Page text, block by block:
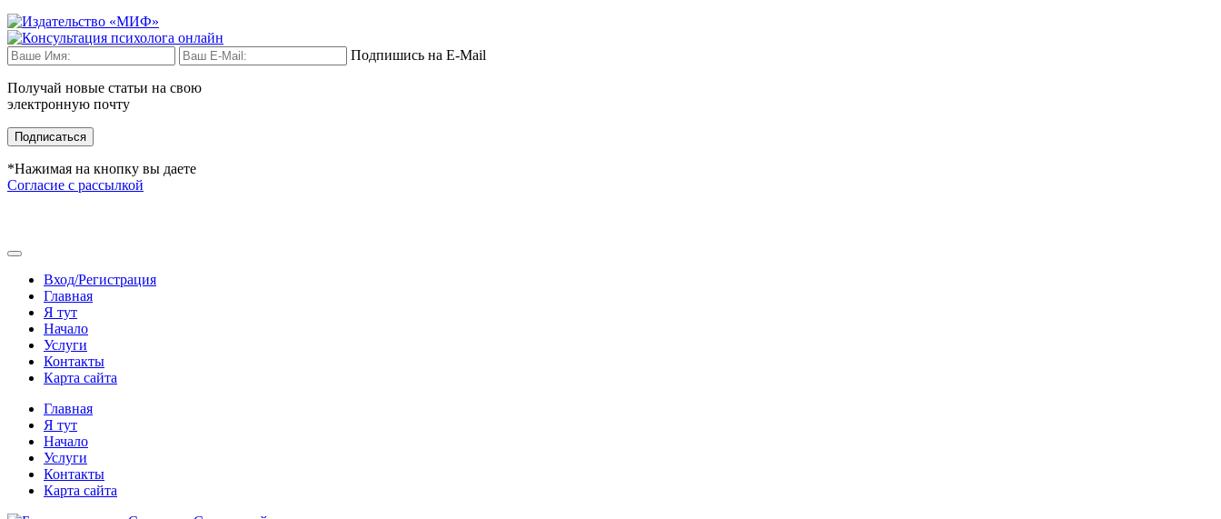
Подпишись на E-Mail
Получай новые статьи на свою
электронную почту
Подписаться
*Нажимая на кнопку вы даете
Согласие с рассылкой
Вход/Регистрация
Главная
Я тут
Начало
Услуги
Контакты
Карта сайта
Главная
Я тут
Начало
Услуги
Контакты
Карта сайта